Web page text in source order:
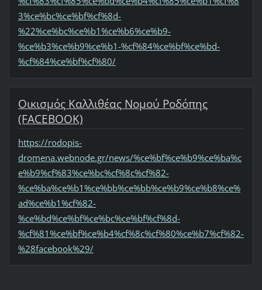
3%ce%bc%ce%bf%cf%8d-
%22%ce%bc%ce%b1%ce%b6%ce%b9-
%ce%b3%ce%b9%ce%b1-%cf%84%ce%bf%ce%bd-
%cf%84%ce%bf%cf%80/
Οικισμός Καλλιθέας Νομού Ροδόπης
(FACEBOOK)
https://rodopis-
dromena.webnode.gr/news/%ce%bf%ce%b9%ce%ba%c
e%b9%cf%83%ce%bc%cf%8c%cf%82-
%ce%ba%ce%b1%ce%bb%ce%bb%ce%b9%ce%b8%ce%
ad%ce%b1%cf%82-
%ce%bd%ce%bf%ce%bc%ce%bf%cf%8d-
%cf%81%ce%bf%ce%b4%cf%8c%cf%80%ce%b7%cf%82-
%28facebook%29/